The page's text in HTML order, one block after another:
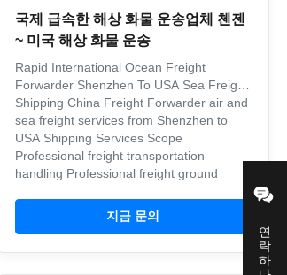
연락하다
국제 급속한 해상 화물 운송업체 첸젠
~ 미국 해상 화물 운송
Rapid International Ocean Freight
Forwarder Shenzhen To USA Sea Freight
Shipping China Freight Forwarder air and
sea freight services from Shenzhen to
USA Shipping Services Scope
Professional freight transportation
handling Professional freight ground
지금 문의